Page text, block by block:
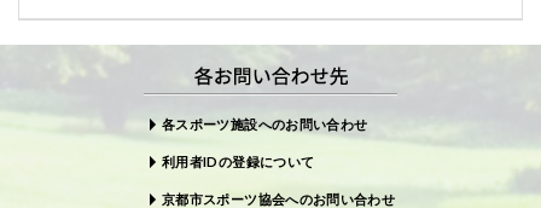
各スポーツ施設へのお問い合わせ
利用者IDの登録について
京都市スポーツ協会へのお問い合わせ